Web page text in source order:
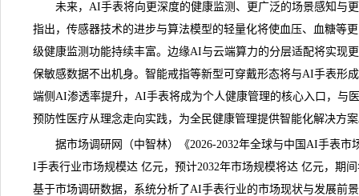
未来，AI手表将向更深度的健康监测、更广泛的场景感知与更
指出，传感器技术的进步与算法模型的轻量化将使血压、血糖等
级健康监测功能持续丰富。边缘AI与云端算力的分层适配将实现
保敏感数据不出机身。智能戒指等新型可穿戴形态将与AI手表形
端侧AI渗透率提升，AI手表将成为个人健康管理的核心入口，与
预防性医疗从理念走向实践，为全民健康管理提供智能化解决方
据市场调研网（中智林）《2026-2032年全球与中国AI手表市
I手表行业市场规模达 亿元，预计2032年市场规模将达 亿元，期
基于市场调研数据，系统分析了AI手表行业的市场现状与发展前